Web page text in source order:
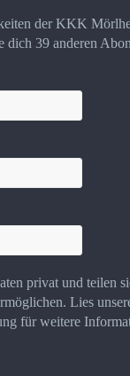
der KKK
dich 39 anderen
privat und teilen
Lies
für weitere